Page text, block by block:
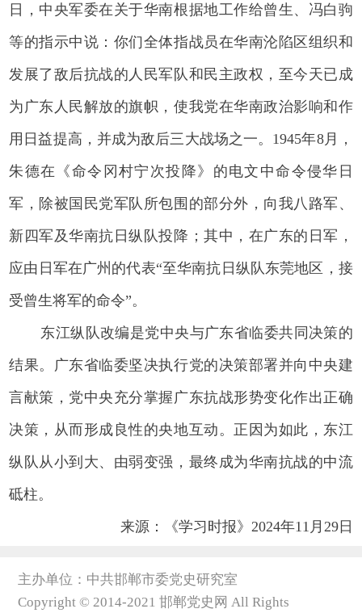
日，中央军委在关于华南根据地工作给曾生、冯白驹
等的指示中说：你们全体指战员在华南沦陷区组织和
发展了敌后抗战的人民军队和民主政权，至今天已成
为广东人民解放的旗帜，使我党在华南政治影响和作
用日益提高，并成为敌后三大战场之一。1945年8月，
朱德在《命令冈村宁次投降》的电文中命令侵华日
军，除被国民党军队所包围的部分外，向我八路军、
新四军及华南抗日纵队投降；其中，在广东的日军，
应由日军在广州的代表“至华南抗日纵队东莞地区，接
受曾生将军的命令”。
东江纵队改编是党中央与广东省临委共同决策的
结果。广东省临委坚决执行党的决策部署并向中央建
言献策，党中央充分掌握广东抗战形势变化作出正确
决策，从而形成良性的央地互动。正因为如此，东江
纵队从小到大、由弱变强，最终成为华南抗战的中流
砥柱。
来源：《学习时报》2024年11月29日
主办单位：中共邯郸市委党史研究室
Copyright © 2014-2021 邯郸党史网 All Rights